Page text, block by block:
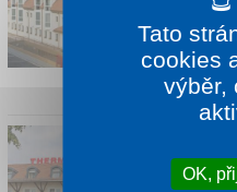
Kontakt
lázní
1 noc
Tato
cookies
výběr,
OK,